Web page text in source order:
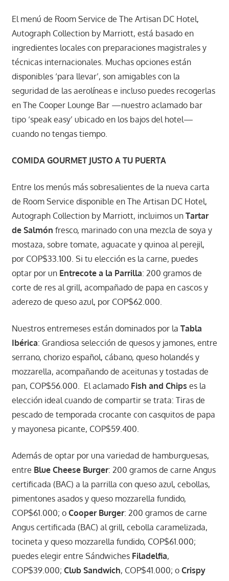
El menú de Room Service de The Artisan DC Hotel,
Autograph Collection by Marriott, está basado en
ingredientes locales con preparaciones magistrales y
técnicas internacionales. Muchas opciones están
disponibles ‘para llevar’, son amigables con la
seguridad de las aerolíneas e incluso puedes recogerlas
en The Cooper Lounge Bar —nuestro aclamado bar
tipo ‘speak easy’ ubicado en los bajos del hotel—
cuando no tengas tiempo.
COMIDA GOURMET JUSTO A TU PUERTA
Entre los menús más sobresalientes de la nueva carta
de Room Service disponible en The Artisan DC Hotel,
Autograph Collection by Marriott, incluimos un Tartar
de Salmón fresco, marinado con una mezcla de soya y
mostaza, sobre tomate, aguacate y quinoa al perejil,
por COP$33.100. Si tu elección es la carne, puedes
optar por un Entrecote a la Parrilla: 200 gramos de
corte de res al grill, acompañado de papa en cascos y
aderezo de queso azul, por COP$62.000.
Nuestros entremeses están dominados por la Tabla
Ibérica: Grandiosa selección de quesos y jamones, entre
serrano, chorizo español, cábano, queso holandés y
mozzarella, acompañando de aceitunas y tostadas de
pan, COP$56.000. El aclamado Fish and Chips es la
elección ideal cuando de compartir se trata: Tiras de
pescado de temporada crocante con casquitos de papa
y mayonesa picante, COP$59.400.
Además de optar por una variedad de hamburguesas,
entre Blue Cheese Burger: 200 gramos de carne Angus
certificada (BAC) a la parrilla con queso azul, cebollas,
pimentones asados y queso mozzarella fundido,
COP$61.000; o Cooper Burger: 200 gramos de carne
Angus certificada (BAC) al grill, cebolla caramelizada,
tocineta y queso mozzarella fundido, COP$61.000;
puedes elegir entre Sándwiches Filadelfia,
COP$39.000; Club Sandwich, COP$41.000; o Crispy